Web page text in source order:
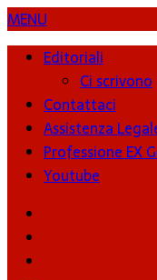
MENU
Editoriali
Ci scrivono
Contattaci
Assistenza
Professione EX
Youtube